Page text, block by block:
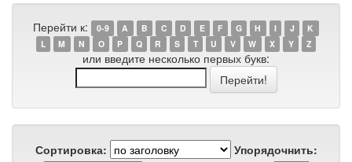
Перейти к: 0-9 A B C D E F G H I J
K
L
M N O P Q R S T U V W X Y Z
или введите несколько первых букв:
Сортировка:
Упорядочнить: